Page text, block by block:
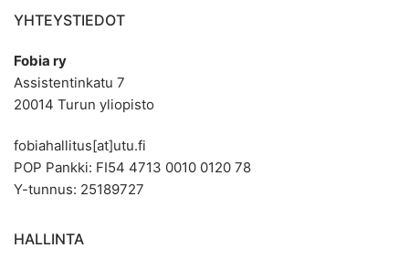
YHTEYSTIEDOT
Fobia ry
Assistentinkatu 7
20014 Turun yliopisto
fobiahallitus[at]utu.fi
POP Pankki: FI54 4713 0010 0120 78
Y-tunnus: 25189727
HALLINTA